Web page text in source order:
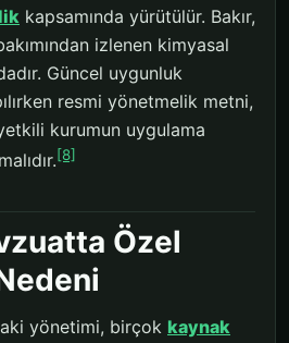
kapsamında yürütülür. Bakır,
izlenen kimyasal
Güncel uygunluk
resmi yönetmelik metni,
kurumun uygulama
[8]
Özel
yönetimi, birçok kaynak